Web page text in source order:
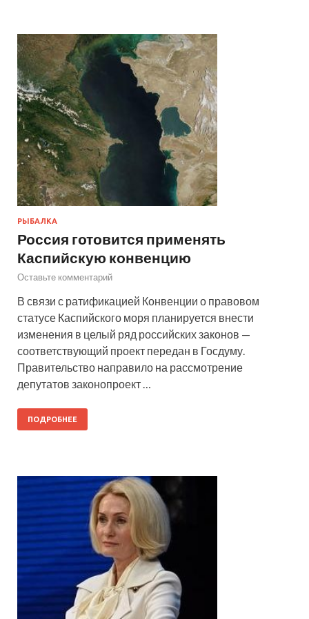
РЫБАЛКА
Россия готовится применять
Каспийскую конвенцию
Оставьте комментарий
В связи с ратификацией Конвенции о правовом
статусе Каспийского моря планируется внести
изменения в целый ряд российских законов —
соответствующий проект передан в Госдуму.
Правительство направило на рассмотрение
депутатов законопроект …
ПОДРОБНЕЕ